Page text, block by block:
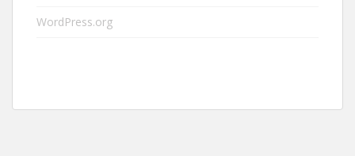
WordPress.org